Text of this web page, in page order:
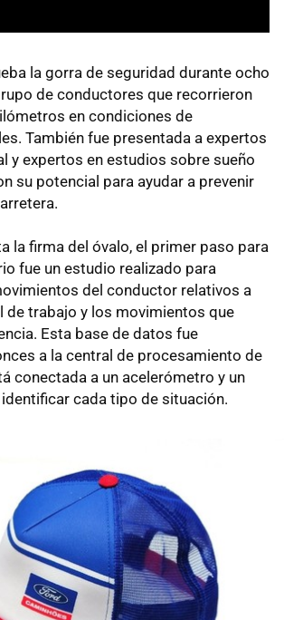
la gorra de seguridad durante ocho
de conductores que recorrieron
en condiciones de
También fue presentada a expertos
y expertos en estudios sobre sueño
su potencial para ayudar a prevenir
la firma del óvalo, el primer paso para
fue un estudio realizado para
del conductor relativos a
de trabajo y los movimientos que
Esta base de datos fue
a la central de procesamiento de
conectada a un acelerómetro y un
cada tipo de situación.